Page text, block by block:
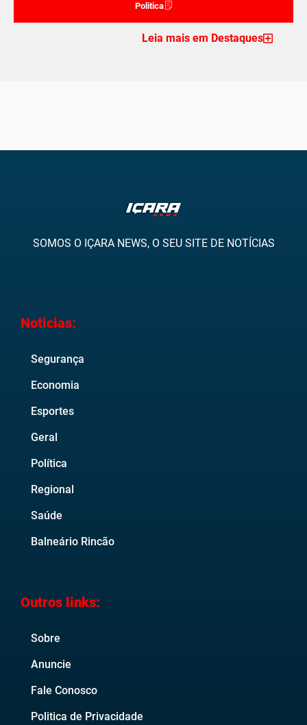
Politica
Leia mais em Destaques
SOMOS O IÇARA NEWS, O SEU SITE DE NOTÍCIAS
Noticias:
Segurança
Economia
Esportes
Geral
Política
Regional
Saúde
Balneário Rincão
Outros links:
Sobre
Anuncie
Fale Conosco
Politica de Privacidade